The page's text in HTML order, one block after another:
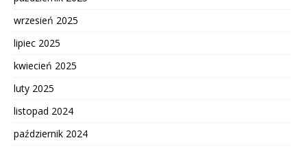
wrzesień 2025
lipiec 2025
kwiecień 2025
luty 2025
listopad 2024
październik 2024